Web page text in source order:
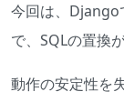
今回は、Django
で、SQLの置換
動作の安定性を